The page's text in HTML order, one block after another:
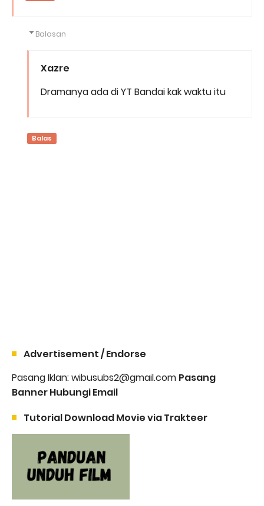
Balasan
Xazre
Dramanya ada di YT Bandai kak waktu itu
Balas
Advertisement / Endorse
Pasang Iklan: wibusubs2@gmail.com Pasang
Banner Hubungi Email
Tutorial Download Movie via Trakteer